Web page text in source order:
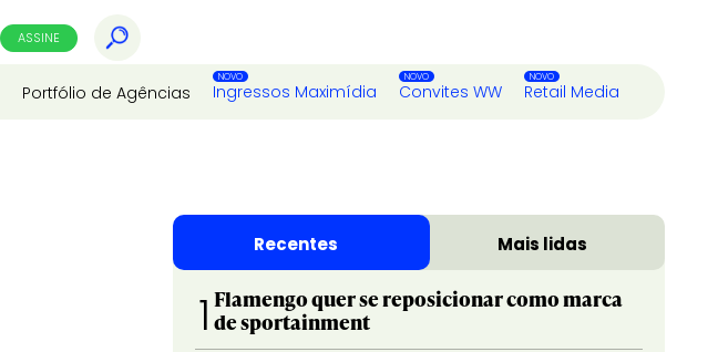
ASSINE
Portfólio de Agências Ingressos Maximídia Convites WW Retail Media
Recentes Mais lidas
1 Flamengo quer se reposicionar como marca
de sportainment